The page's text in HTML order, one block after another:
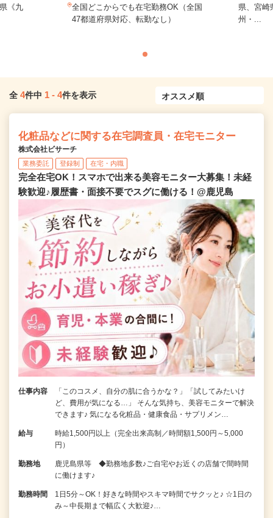
《九
全国どこからでも在宅勤務OK（全国
47都道府県対応、転勤なし）
県、宮崎
州・...
全 4件中 1 - 4件を表示
化粧品などに関する在宅調査員・在宅モニター
株式会社ビサーチ
業務委託 登録制 在宅・内職
完全在宅OK！スマホで出来る美容モニター大募集！未経
験歓迎♪履歴書・面接不要でスグに働ける！@鹿児島
仕事内容
「このコスメ、自分の肌に合うかな？」「試してみたいけ
ど、費用が気になる…」 そんな気持ち、美容モニターで解決
できます♪ 気になる化粧品・健康食品・サプリメン…
給与
時給1,500円以上（完全出来高制／時間額1,500円～5,000
円）
勤務地
鹿児島県等 ◆勤務地多数♪ご自宅やお近くの店舗で間時間
に働けます♪
勤務時間
1日5分～OK！好きな時間やスキマ時間でサクッと♪ ☆1日の
み～中長期まで幅広く大歓迎♪…